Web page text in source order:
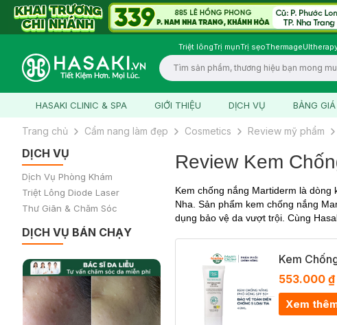
Triệt lôngTrị mụnTrị sẹoThermage
Logo
HASAKI CLINIC & SPA GIỚI THIỆU DỊCH VỤ BẢNG GIÁ
Trang chủ Cẩm nang làm đẹp Cosmetics Review mỹ phẩm
DỊCH VỤ
Dịch Vụ Phòng Khám
Triệt Lông Diode Laser
Thư Giãn & Chăm Sóc
DỊCH VỤ BÁN CHẠY
Review Kem
Kem chống nắng Martiderm là
Nha. Sản phẩm kem chống nắng
dụng bảo vệ da vượt trội. Cùng
Kem
553.000 ₫
Xem